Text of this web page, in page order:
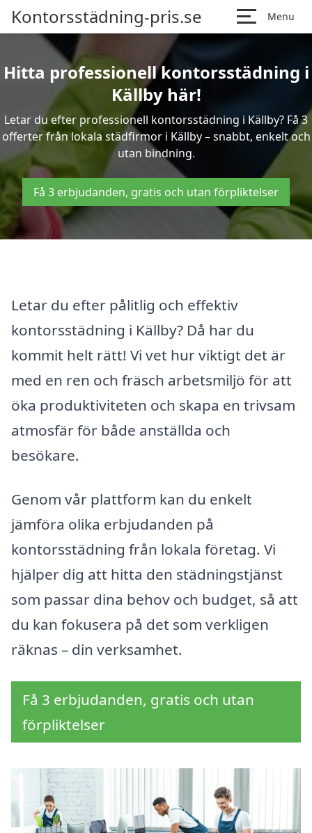
Kontorsstädning-pris.se Menu
Hitta professionell kontorsstädning i
Källby här!
Letar du efter professionell kontorsstädning i Källby? Få 3
offerter från lokala städfirmor i Källby – snabbt, enkelt och
utan bindning.
Få 3 erbjudanden, gratis och utan förpliktelser
Letar du efter pålitlig och effektiv
kontorsstädning i Källby? Då har du
kommit helt rätt! Vi vet hur viktigt det är
med en ren och fräsch arbetsmiljö för att
öka produktiviteten och skapa en trivsam
atmosfär för både anställda och
besökare.
Genom vår plattform kan du enkelt
jämföra olika erbjudanden på
kontorsstädning från lokala företag. Vi
hjälper dig att hitta den städningstjänst
som passar dina behov och budget, så att
du kan fokusera på det som verkligen
räknas – din verksamhet.
Få 3 erbjudanden, gratis och utan
förpliktelser